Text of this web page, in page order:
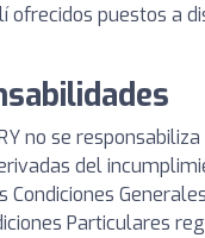
ofrecidos puestos a
no se
del
Condiciones
Particulares